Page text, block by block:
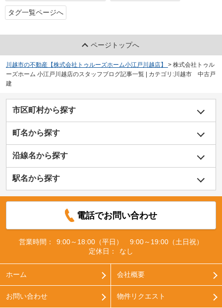
タグ一覧ページへ
ページトップへ
川越市の不動産【株式会社トゥルーズホーム小江戸川越店】 > 株式会社トゥル
ーズホーム 小江戸川越店のスタッフブログ記事一覧 | カテゴリ:川越市 中古戸
建
市区町村から探す
町名から探す
沿線名から探す
駅名から探す
電話でお問い合わせ
営業時間：
9:00～18:00（平日） 9:00～19:00（土日祝）
定休日：
なし
ホーム 会社概要
お問い合わせ 物件リクエスト